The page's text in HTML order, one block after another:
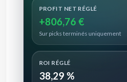
PROFIT NET RÉGLÉ
+806,76 €
Sur picks terminés uniquement
ROI RÉGLÉ
38,29 %